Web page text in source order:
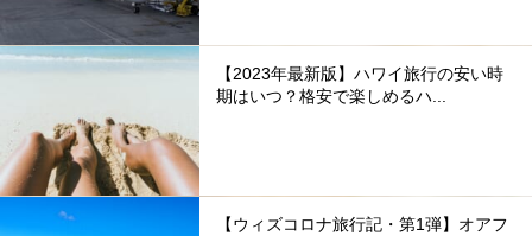
【2023年最新版】ハワイ旅行の安い時
期はいつ？格安で楽しめるハ...
【ウィズコロナ旅行記・第1弾】オアフ